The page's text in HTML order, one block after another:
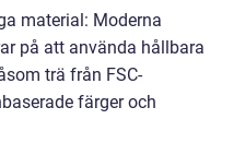
material: Moderna
på att använda hållbara
trä från FSC-
färger och